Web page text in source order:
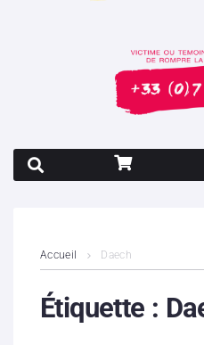
Contenus litigieux
Accueil Daech
Étiquette :